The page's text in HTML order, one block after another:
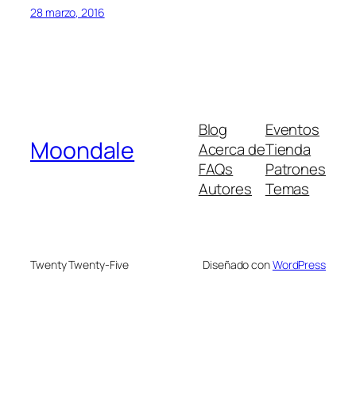
28 marzo, 2016
Moondale
Blog
Acerca de
FAQs
Autores
Eventos
Tienda
Patrones
Temas
Twenty Twenty-Five Diseñado conWordPress